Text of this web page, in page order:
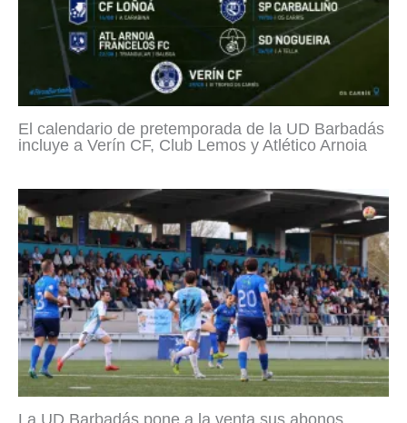
El calendario de pretemporada de la UD Barbadás
incluye a Verín CF, Club Lemos y Atlético Arnoia